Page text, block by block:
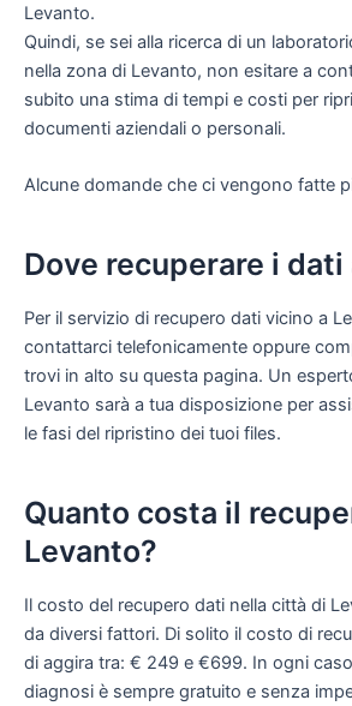
Levanto.
Quindi, se sei alla ricerca di un
nella zona di Levanto, non esitare a
subito una stima di tempi e costi per
documenti aziendali o personali.
Alcune domande che ci vengono fatte
Dove recuperare i dati
Per il servizio di recupero dati vicino a
contattarci telefonicamente oppure
trovi in alto su questa pagina. Un
Levanto sarà a tua disposizione per
le fasi del ripristino dei tuoi files.
Quanto costa il
Levanto?
Il costo del recupero dati nella città di
da diversi fattori. Di solito il costo di
di aggira tra: € 249 e €699. In ogni
diagnosi è sempre gratuito e senza